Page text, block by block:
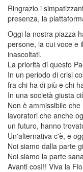
Ringrazio i
presenza, la
Oggi la nostra piazza
persone, la cui voce e
inascoltati.
La priorità di questo
In un periodo di crisi
fra chi ha di più e chi
In una società giusta
Non è ammissibile
lavoratori che anche
un futuro, hanno
Un'alternativa c'è, e
Noi siamo dalla parte
Noi siamo la parte
Avanti così!! Viva la